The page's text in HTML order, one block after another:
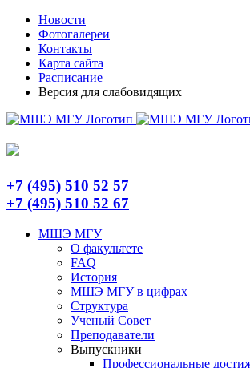
Skip
content
TelegramНовости
Фотогалереи
Контакты
Карта сайта
Расписание
Версия для слабовидящих
+7 (495) 510 52 57
+7 (495) 510 52 67
МШЭ МГУ
О факультете
FAQ
История
МШЭ МГУ в цифрах
Структура
Ученый Совет
Преподаватели
Выпускники
Профессиональные